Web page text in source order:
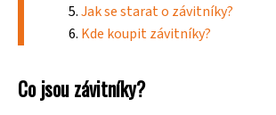
Jak se starat o závitníky?
Kde koupit závitníky?
Co jsou závitníky?